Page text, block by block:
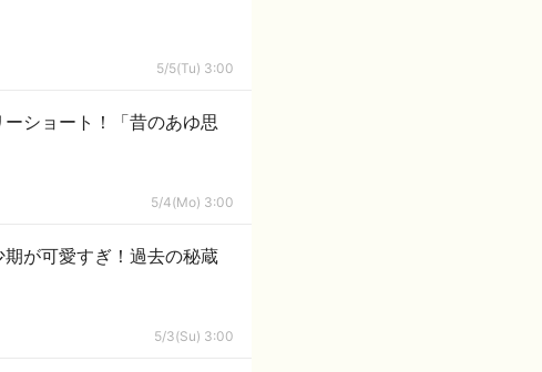
5/5(Tu) 3:00
ショート！「昔のあゆ思
5/4(Mo) 3:00
が可愛すぎ！過去の秘蔵
5/3(Su) 3:00